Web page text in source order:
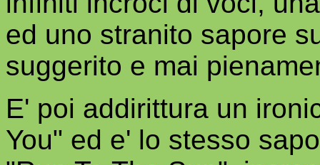
ed uno stranito sapore
suggerito e mai
E' poi addirittura un
You" ed e' lo stesso